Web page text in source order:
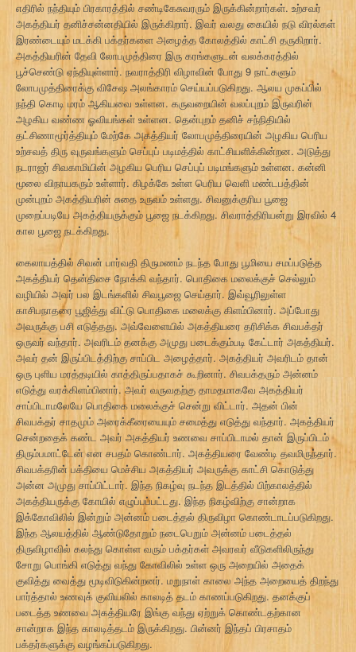
எதிரில் நந்தியும் பிரகாரத்தில் சண்டிகேசுவரரும் இருக்கின்றார்கள். உற்சவர்
அகத்தியர் தனிச்சன்னதியில் இருக்கிறார். இவர் வலது கையில் நடு விரல்கள்
இரண்டையும் மடக்கி பக்தர்களை அழைத்த கோலத்தில் காட்சி தருகிறார்.
அகத்தியரின் தேவி லோபமுத்திரை இரு கரங்களுடன் வலக்கரத்தில்
பூச்செண்டு ஏந்தியுள்ளார். நவராத்திரி விழாவின் போது 9 நாட்களும்
லோபமுத்திரைக்கு விசேஷ அலங்காரம் செய்யப்படுகிறது. ஆலய முகப்பில்
நந்தி கொடி மரம் ஆகியவை உள்ளன. கருவறையின் வலப்புறம் இருவரின்
அழகிய வண்ண ஓவியங்கள் உள்ளன. தென்புறம் தனிச் சந்நிதியில்
தட்சிணாமூர்த்தியும் மேற்கே அகத்தியர் லோபமுத்திரையின் அழகிய பெரிய
உற்சவத் திரு வுருவங்களும் செப்புப் படிமத்தில் காட்சியளிக்கின்றன. அடுத்து
நடராஜர் சிவகாமியின் அழகிய பெரிய செப்புப் படிமங்களும் உள்ளன. கன்னி
மூலை விநாயகரும் உள்ளார். கிழக்கே உள்ள பெரிய வெளி மண்டபத்தின்
முன்புறம் அகத்தியரின் சுதை உருவம் உள்ளது. சிவனுக்குரிய பூஜை
முறைப்படியே அகத்தியருக்கும் பூஜை நடக்கிறது. சிவராத்திரியன்று இரவில் 4
கால பூஜை நடக்கிறது.
கைலாயத்தில் சிவன் பார்வதி திருமணம் நடந்த போது பூமியை சமப்படுத்த
அகத்தியர் தென்திசை நோக்கி வந்தார். பொதிகை மலைக்குச் செல்லும்
வழியில் அவர் பல இடங்களில் சிவபூஜை செய்தார். இவ்வூரிலுள்ள
காசிபநாதரை பூஜித்து விட்டு பொதிகை மலைக்கு கிளம்பினார். அப்போது
அவருக்கு பசி எடுத்தது. அவ்வேளையில் அகத்தியரை தரிசிக்க சிவபக்தர்
ஒருவர் வந்தார். அவரிடம் தனக்கு அமுது படைக்கும்படி கேட்டார் அகத்தியர்.
அவர் தன் இருப்பிடத்திற்கு சாப்பிட அழைத்தார். அகத்தியர் அவரிடம் தான்
ஒரு புளிய மரத்தடியில் காத்திருப்பதாகச் கூறினார். சிவபக்தரும் அன்னம்
எடுத்து வரக்கிளம்பினார். அவர் வருவதற்கு தாமதமாகவே அகத்தியர்
சாப்பிடாமலேயே பொதிகை மலைக்குச் சென்று விட்டார். அதன் பின்
சிவபக்தர் சாதமும் அரைக்கீரையையும் சமைத்து எடுத்து வந்தார். அகத்தியர்
சென்றதைக் கண்ட அவர் அகத்தியர் உணவை சாப்பிடாமல் தான் இருப்பிடம்
திரும்பமாட்டேன் என சபதம் கொண்டார். அகத்தியரை வேண்டி தவமிருந்தார்.
சிவபக்தரின் பக்தியை மெச்சிய அகத்தியர் அவருக்கு காட்சி கொடுத்து
அன்ன அமுது சாப்பிட்டார். இந்த நிகழ்வு நடந்த இடத்தில் பிற்காலத்தில்
அகத்தியருக்கு கோயில் எழுப்பப்பட்டது. இந்த நிகழ்விற்கு சான்றாக
இக்கோவிலில் இன்றும் அன்னம் படைத்தல் திருவிழா கொண்டாடப்படுகிறது.
இந்த ஆலயத்தில் ஆண்டுதோறும் நடைபெறும் அன்னம் படைத்தல்
திருவிழாவில் கலந்து கொள்ள வரும் பக்தர்கள் அவரவர் வீடுகளிலிருந்து
சோறு பொங்கி எடுத்து வந்து கோவிலில் உள்ள ஒரு அறையில் அதைக்
குவித்து வைத்து மூடிவிடுகின்றனர். மறுநாள் காலை அந்த அறையைத் திறந்து
பார்த்தால் உணவுக் குவியலில் காலடித் தடம் காணப்படுகிறது. தனக்குப்
படைத்த உணவை அகத்தியரே இங்கு வந்து ஏற்றுக் கொண்டதற்கான
சான்றாக இந்த காலடித்தடம் இருக்கிறது. பின்னர் இந்தப் பிரசாதம்
பக்தர்களுக்கு வழங்கப்படுகிறது.